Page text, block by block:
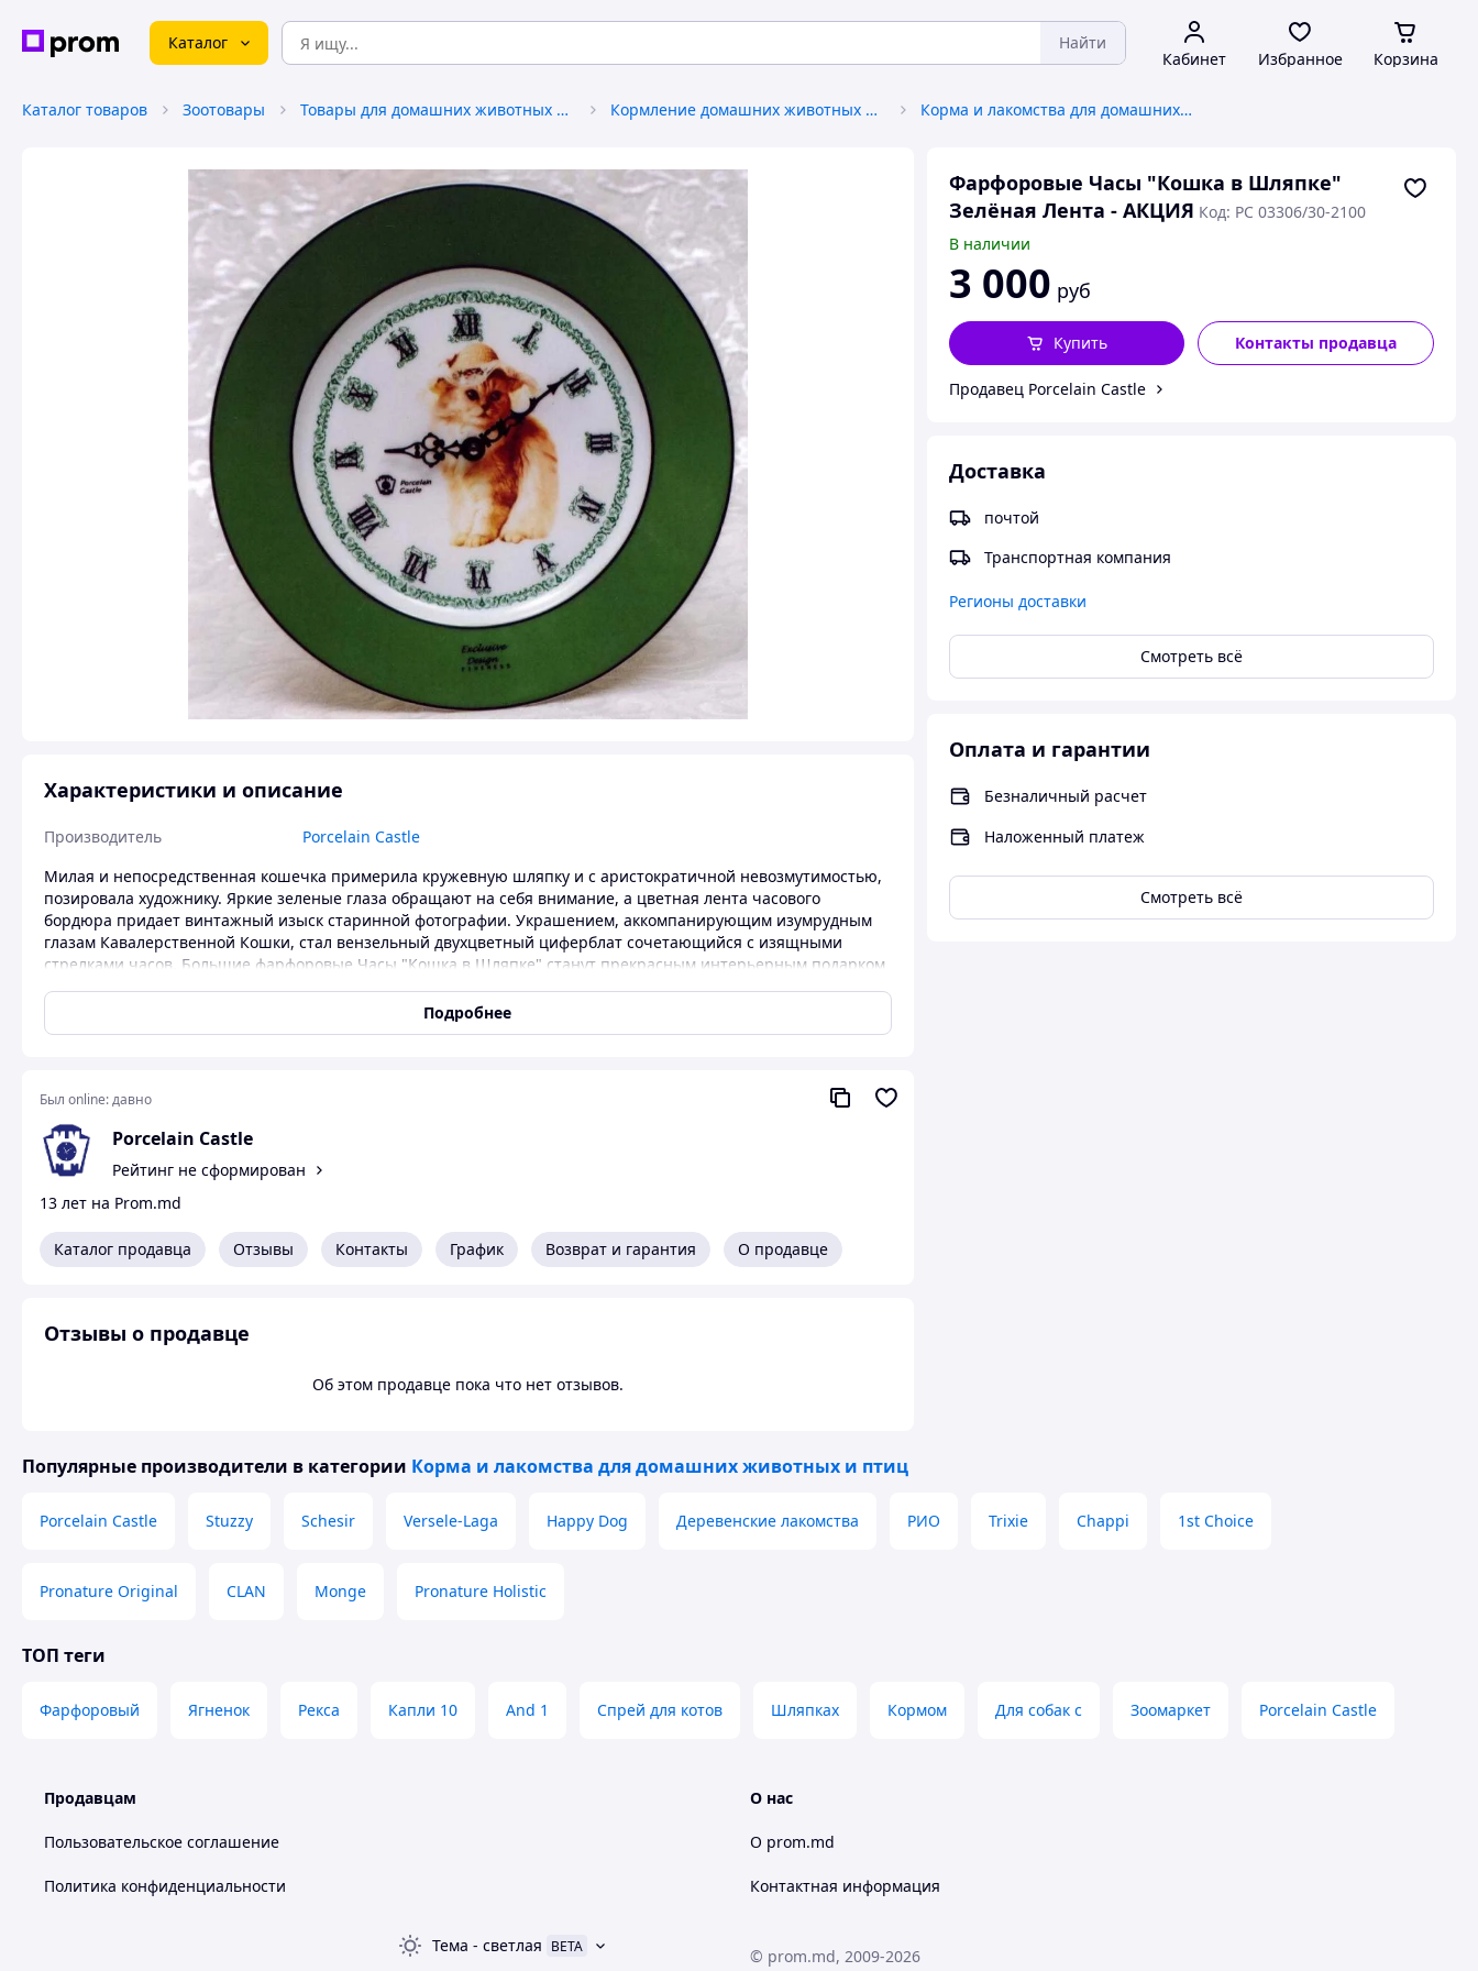
Каталог Найти
Кабинет Избранное Корзина
Каталог товаров Зоотовары Товары для домашних животных и птиц Кормление домашних животных и птиц Корма и лакомства для домашних животных и птиц
Фарфоровые Часы "Кошка в Шляпке"
Зелёная Лента - АКЦИЯ Код: PC 03306/30-2100
В наличии
3 000 руб
Контакты продавца
Купить
Продавец Porcelain Castle
Доставка
почтой
Транспортная компания
Регионы доставки
Смотреть всё
Оплата и гарантии
Безналичный расчет
Наложенный платеж
Смотреть всё
Характеристики и описание
Производитель
Porcelain Castle
Милая и непосредственная кошечка примерила кружевную шляпку и с аристократичной невозмутимостью,
позировала художнику. Яркие зеленые глаза обращают на себя внимание, а цветная лента часового
бордюра придает винтажный изыск старинной фотографии. Украшением, аккомпанирующим изумрудным
глазам Кавалерственной Кошки, стал вензельный двухцветный циферблат сочетающийся с изящными
стрелками часов. Большие фарфоровые Часы "Кошка в Шляпке" станут прекрасным интерьерным подарком
Вашему Дому!
Подробнее
Был online:давно
Porcelain Castle
Рейтинг не сформирован
13 лет на Prom.md
Каталог продавца Отзывы Контакты График Возврат и гарантия О продавце
Отзывы о продавце
Об этом продавце пока что нет отзывов.
Популярные производители в категории Корма и лакомства для домашних животных и птиц
Porcelain Castle Stuzzy Schesir Versele-Laga Happy Dog Деревенские лакомства РИО Trixie Chappi 1st Choice
Pronature Original CLAN Monge Pronature Holistic
ТОП теги
Фарфоровый Ягненок Рекса Капли 10 And 1 Спрей для котов Шляпках Кормом Для собак с Зоомаркет Porcelain Castle
Продавцам
Пользовательское соглашение
Политика конфиденциальности
О нас
О prom.md
Контактная информация
Тема - светлая BETA © prom.md, 2009-2026